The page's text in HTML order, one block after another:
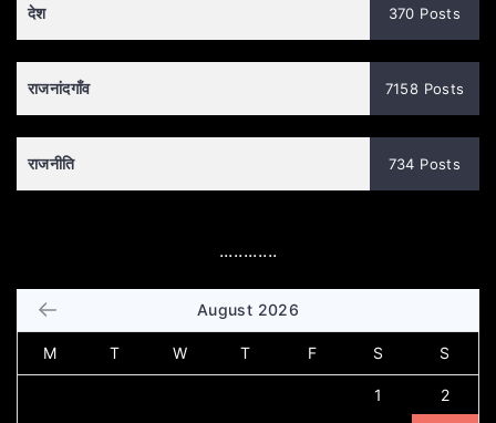
देश 370 Posts
राजनांदगाँव 7158 Posts
राजनीति 734 Posts
............
August 2026
M T W T F S S
1 2